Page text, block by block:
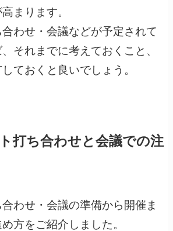
まります。
わせ・会議などが予定されて
それまでに考えておくこと、
ておくと良いでしょう。
打ち合わせと会議での注
わせ・会議の準備から開催ま
方をご紹介しました。